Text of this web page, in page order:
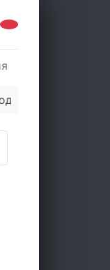
держать марку: